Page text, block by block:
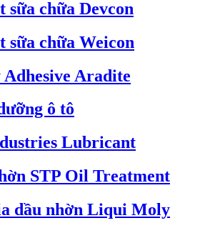
chữa Devcon
sữa chữa Weicon
Adhesive Aradite
ô tô
Lubricant
STP Oil Treatment
dầu nhờn Liqui Moly